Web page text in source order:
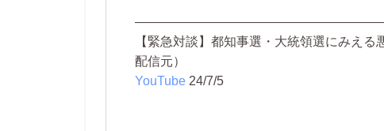
【緊急対談】都知事選・大統領選にみえ
配信元）
YouTube 24/7/5